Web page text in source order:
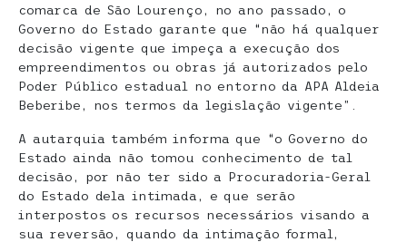
comarca de São Lourenço, no ano passado, o
Governo do Estado garante que “não há qualquer
decisão vigente que impeça a execução dos
empreendimentos ou obras já autorizados pelo
Poder Público estadual no entorno da APA Aldeia
Beberibe, nos termos da legislação vigente”.
A autarquia também informa que “o Governo do
Estado ainda não tomou conhecimento de tal
decisão, por não ter sido a Procuradoria-Geral
do Estado dela intimada, e que serão
interpostos os recursos necessários visando a
sua reversão, quando da intimação formal,